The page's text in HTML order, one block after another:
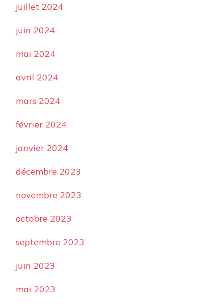
juillet 2024
juin 2024
mai 2024
avril 2024
mars 2024
février 2024
janvier 2024
décembre 2023
novembre 2023
octobre 2023
septembre 2023
juin 2023
mai 2023